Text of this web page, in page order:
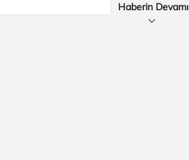
Haberin Devamı